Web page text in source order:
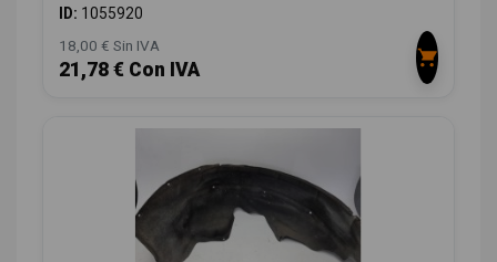
ID: 1055920
18,00 € Sin IVA
21,78 € Con IVA